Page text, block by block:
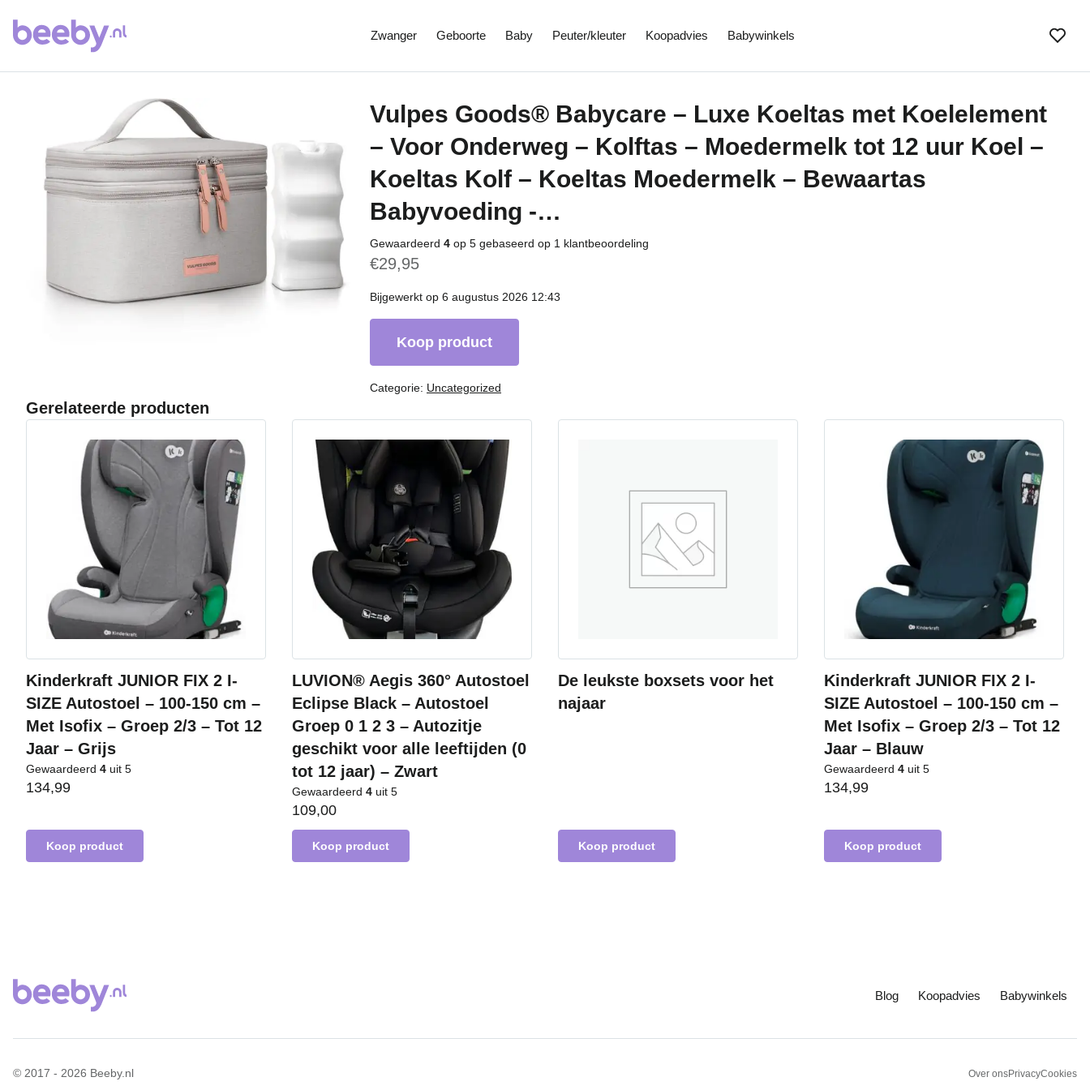
Zwanger Geboorte Baby Peuter/kleuter Koopadvies Babywinkels
Vulpes Goods® Babycare – Luxe Koeltas met Koelelement
– Voor Onderweg – Kolftas – Moedermelk tot 12 uur Koel –
Koeltas Kolf – Koeltas Moedermelk – Bewaartas
Babyvoeding -…
Gewaardeerd 4 op 5 gebaseerd op 1 klantbeoordeling
€29,95
Bijgewerkt op 6 augustus 2026 12:43
Koop product
Categorie: Uncategorized
Gerelateerde producten
Kinderkraft JUNIOR FIX 2 I-
SIZE Autostoel – 100-150 cm –
Met Isofix – Groep 2/3 – Tot 12
Jaar – Grijs
Gewaardeerd 4 uit 5
134,99
Koop product
LUVION® Aegis 360° Autostoel
Eclipse Black – Autostoel
Groep 0 1 2 3 – Autozitje
geschikt voor alle leeftijden (0
tot 12 jaar) – Zwart
Gewaardeerd 4 uit 5
109,00
Koop product
De leukste boxsets voor het
najaar
Koop product
Kinderkraft JUNIOR FIX 2 I-
SIZE Autostoel – 100-150 cm –
Met Isofix – Groep 2/3 – Tot 12
Jaar – Blauw
Gewaardeerd 4 uit 5
134,99
Koop product
Blog Koopadvies Babywinkels
© 2017 - 2026 Beeby.nl Over onsPrivacyCookies